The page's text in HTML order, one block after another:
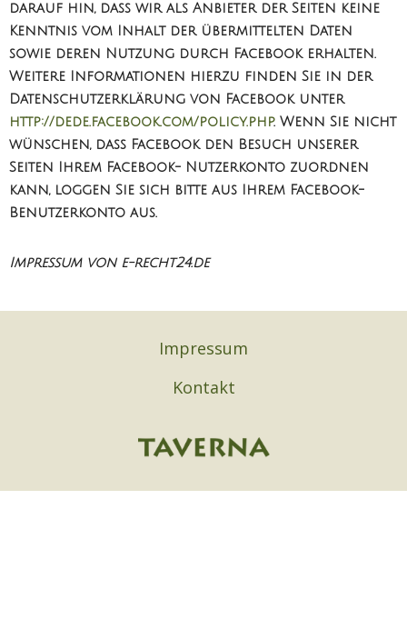
darauf hin, dass wir als Anbieter der Seiten keine
Kenntnis vom Inhalt der übermittelten Daten
sowie deren Nutzung durch Facebook erhalten.
Weitere Informationen hierzu finden Sie in der
Datenschutzerklärung von Facebook unter
http://dede.facebook.com/policy.php. Wenn Sie nicht
wünschen, dass Facebook den Besuch unserer
Seiten Ihrem Facebook- Nutzerkonto zuordnen
kann, loggen Sie sich bitte aus Ihrem Facebook-
Benutzerkonto aus.
Impressum von e-recht24.de
Impressum
Kontakt